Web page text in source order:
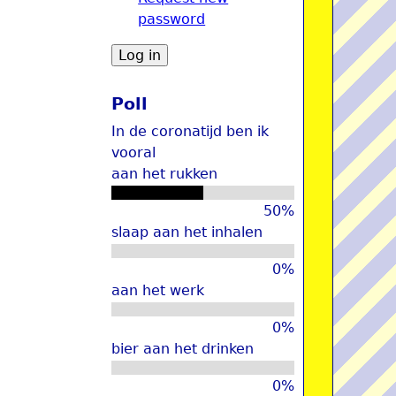
password
Poll
In de coronatijd ben ik
vooral
aan het rukken
50%
slaap aan het inhalen
0%
aan het werk
0%
bier aan het drinken
0%